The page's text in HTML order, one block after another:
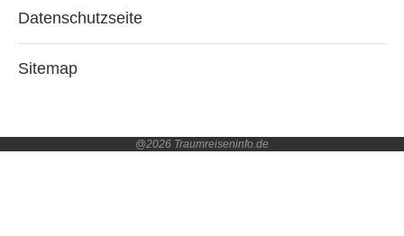
Datenschutzseite
Sitemap
@2026 Traumreiseninfo.de